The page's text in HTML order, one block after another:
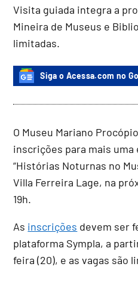
Visita guiada integra a
Mineira de Museus e
limitadas.
Siga o Acessa.com no
O Museu Mariano
inscrições para mais
“Histórias Noturnas no
Villa Ferreira Lage, na
19h.
As inscrições devem ser
plataforma Sympla, a
feira (20), e as vagas são